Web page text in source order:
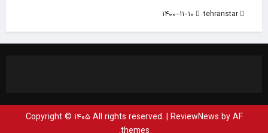
tehranstar
Copyright © ۱۴۰۵ All rights reserved. | ReviewNews by AF